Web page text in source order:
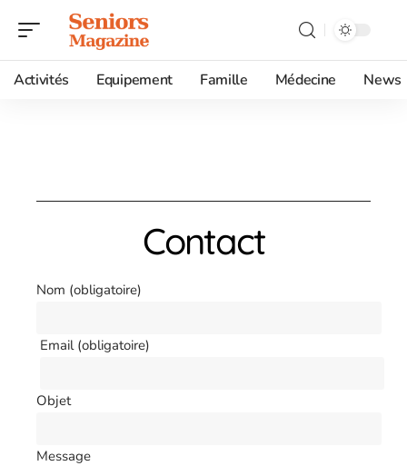
Activités Equipement Famille Médecine News
Contact
Nom (obligatoire)
Email (obligatoire)
Objet
Message